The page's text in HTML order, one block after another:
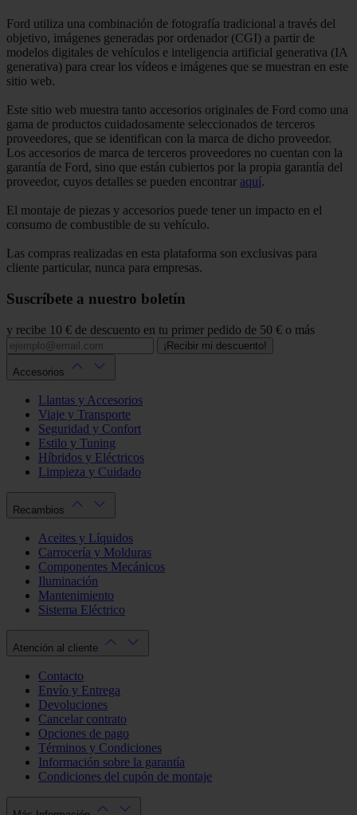
Ford utiliza una combinación de fotografía tradicional a través del
objetivo, imágenes generadas por ordenador (CGI) a partir de
modelos digitales de vehículos e inteligencia artificial generativa (IA
generativa) para crear los vídeos e imágenes que se muestran en este
sitio web.
Este sitio web muestra tanto accesorios originales de Ford como una
gama de productos cuidadosamente seleccionados de terceros
proveedores, que se identifican con la marca de dicho proveedor.
Los accesorios de marca de terceros proveedores no cuentan con la
garantía de Ford, sino que están cubiertos por la propia garantía del
proveedor, cuyos detalles se pueden encontrar aquí.
El montaje de piezas y accesorios puede tener un impacto en el
consumo de combustible de su vehículo.
Las compras realizadas en esta plataforma son exclusivas para
cliente particular, nunca para empresas.
Suscríbete a nuestro boletín
y recibe 10 € de descuento en tu primer pedido de 50 € o más
¡Recibir mi descuento!
Accesorios
Llantas y Accesorios
Viaje y Transporte
Seguridad y Confort
Estilo y Tuning
Híbridos y Eléctricos
Limpieza y Cuidado
Recambios
Aceites y Líquidos
Carrocería y Molduras
Componentes Mecánicos
Iluminación
Mantenimiento
Sistema Eléctrico
Atención al cliente
Contacto
Envío y Entrega
Devoluciones
Cancelar contrato
Opciones de pago
Términos y Condiciones
Información sobre la garantía
Condiciones del cupón de montaje